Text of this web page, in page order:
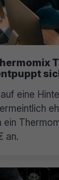
eine
ein
an.